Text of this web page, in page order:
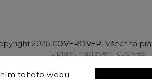
tohoto webu
2026 COVEROVER. Všechna
Upravit nastavení cookies